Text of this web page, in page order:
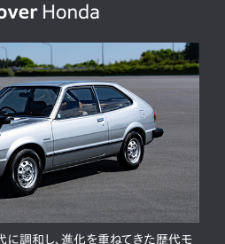
調和し、進化を重ねてきた歴代モ